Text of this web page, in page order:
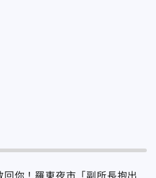
回你！羅東夜市「副所長抱出